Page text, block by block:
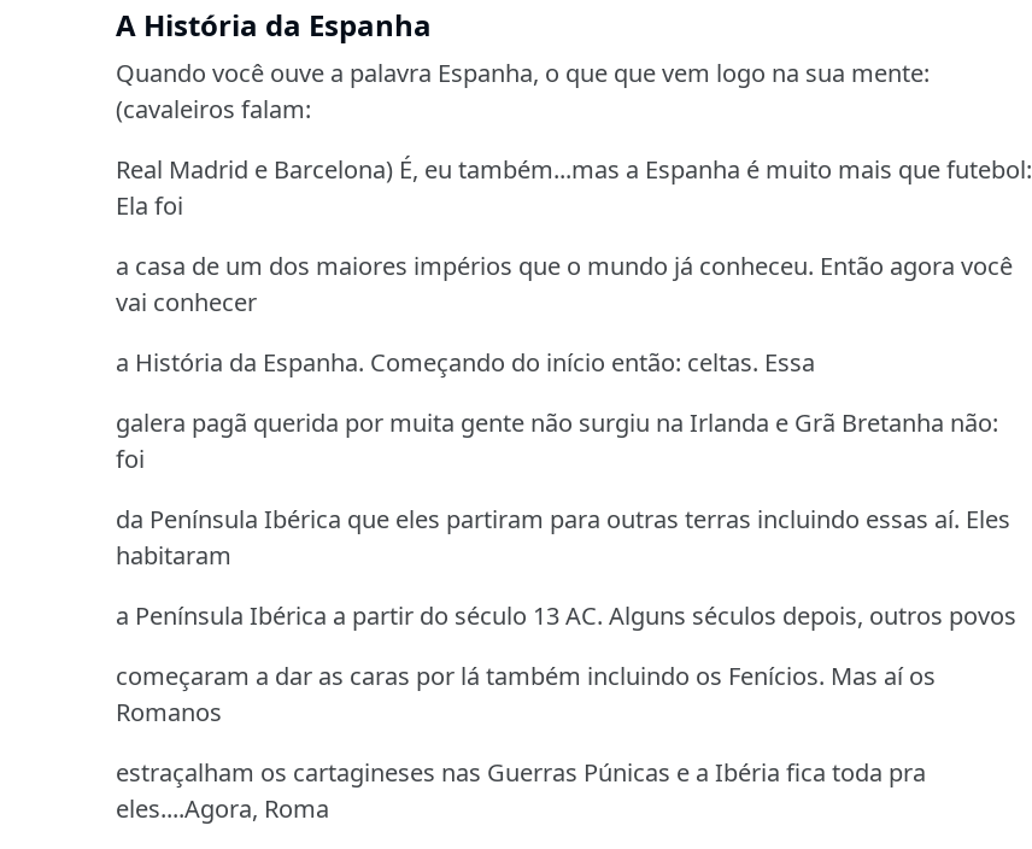
A História da Espanha
Quando você ouve a palavra Espanha, o que que vem logo na sua mente:
(cavaleiros falam:
Real Madrid e Barcelona) É, eu também...mas a Espanha é muito mais que futebol:
Ela foi
a casa de um dos maiores impérios que o mundo já conheceu. Então agora você
vai conhecer
a História da Espanha. Começando do início então: celtas. Essa
galera pagã querida por muita gente não surgiu na Irlanda e Grã Bretanha não:
foi
da Península Ibérica que eles partiram para outras terras incluindo essas aí. Eles
habitaram
a Península Ibérica a partir do século 13 AC. Alguns séculos depois, outros povos
começaram a dar as caras por lá também incluindo os Fenícios. Mas aí os
Romanos
estraçalham os cartagineses nas Guerras Púnicas e a Ibéria fica toda pra
eles....Agora, Roma